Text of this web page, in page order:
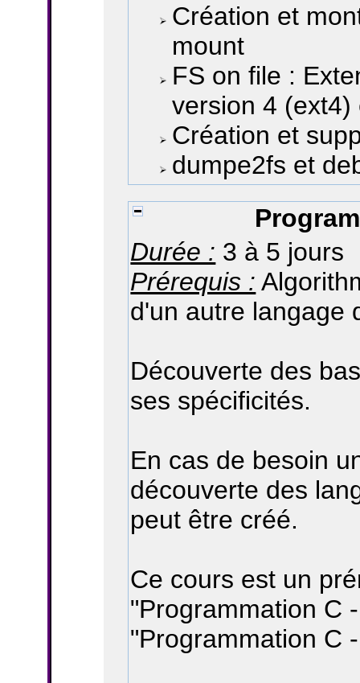
Création et
mount
FS on file :
version 4 (ext4)
Création et
dumpe2fs et
Durée : 3 à 5 jours
Prérequis :
d'un autre langage
Découverte des
ses spécificités.
En cas de besoin
découverte des
peut être créé.
Ce cours est un
"Programmation C
"Programmation C